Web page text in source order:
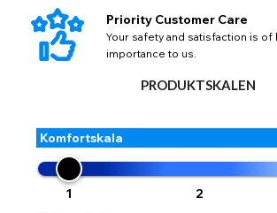
Priority Customer Care
Your safety and satisfaction is of
importance to us.
PRODUKTSKALEN
Komfortskala
1 2